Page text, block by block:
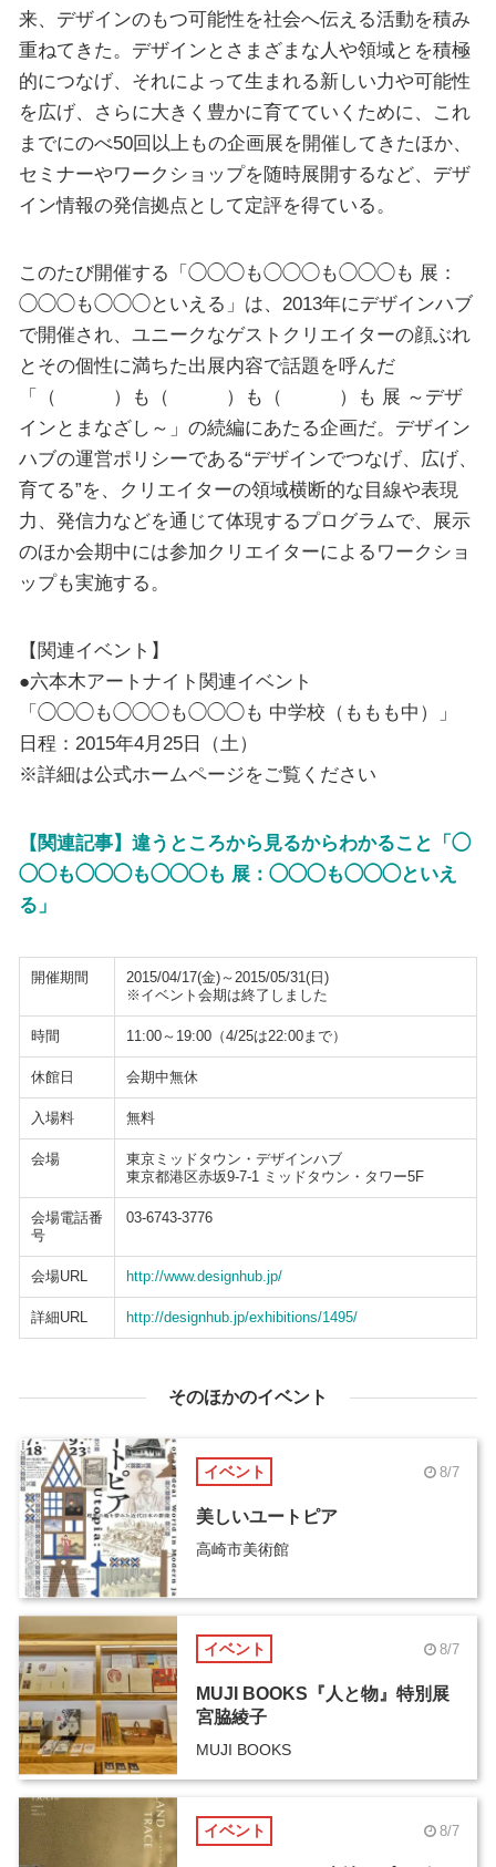
来、デザインのもつ可能性を社会へ伝える活動を積み
重ねてきた。デザインとさまざまな人や領域とを積極
的につなげ、それによって生まれる新しい力や可能性
を広げ、さらに大きく豊かに育てていくために、これ
までにのべ50回以上もの企画展を開催してきたほか、
セミナーやワークショップを随時展開するなど、デザ
イン情報の発信拠点として定評を得ている。
このたび開催する「◯◯◯も◯◯◯も◯◯◯も 展：
◯◯◯も◯◯◯といえる」は、2013年にデザインハブ
で開催され、ユニークなゲストクリエイターの顔ぶれ
とその個性に満ちた出展内容で話題を呼んだ
「（ ）も（ ）も（ ）も 展 ～デザ
インとまなざし～」の続編にあたる企画だ。デザイン
ハブの運営ポリシーである“デザインでつなげ、広げ、
育てる”を、クリエイターの領域横断的な目線や表現
力、発信力などを通じて体現するプログラムで、展示
のほか会期中には参加クリエイターによるワークショ
ップも実施する。
【関連イベント】
●六本木アートナイト関連イベント
「◯◯◯も◯◯◯も◯◯◯も 中学校（ももも中）」
日程：2015年4月25日（土）
※詳細は公式ホームページをご覧ください
【関連記事】違うところから見るからわかること「◯
◯◯も◯◯◯も◯◯◯も 展：◯◯◯も◯◯◯といえ
る」
開催期間
2015/04/17(金)～2015/05/31(日)
※イベント会期は終了しました
時間 11:00～19:00（4/25は22:00まで）
休館日 会期中無休
入場料 無料
会場
東京ミッドタウン・デザインハブ
東京都港区赤坂9-7-1 ミッドタウン・タワー5F
会場電話番
号
03-6743-3776
会場URL http://www.designhub.jp/
詳細URL http://designhub.jp/exhibitions/1495/
そのほかのイベント
イベント 8/7
美しいユートピア
高崎市美術館
イベント 8/7
MUJI BOOKS『人と物』特別展
宮脇綾子
MUJI BOOKS
イベント 8/7